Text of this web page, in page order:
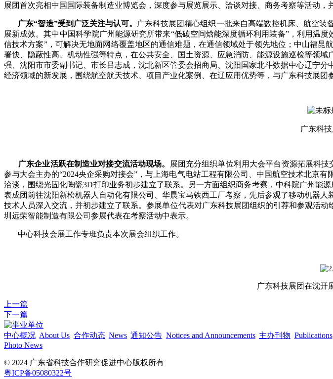
展团首次亮相中国国际装备制造业博览会，深度参与展览展示、洽谈对接、商务考察等活动，
广东“智造”受到广泛关注与认可。
广东科技展团精心组织一批来自高端数控机床、航空
展新成效。其中中国科学院广州能源研究所带来“低碳空间焓能深度循环利用装备”，利用温
信技术方案”，可解决无地面网络覆盖地区的通信难题，在通信领域处于领先地位；中山福
署快、隐蔽性高、机动性强等特点，在公共安全、国土资源、应急消防、能源设施巡检等领
强、沈阳市市委副书记、市长吕志成，沈北新区管委会招商局、沈阳国家北斗数据中心辽宁
经济领域的新发展，围绕航空航天技术、项目产业化案例、在辽应用优势等，与广东科技展团
广东科
广东企业活跃在制造业对接交流活动现场。
展团充分组织单位利用大会平台资源拓展科
参与大会主办的“2024央企采购对接会”，与上海电气电站工程有限公司、中国航空技术北京
洽谈，围绕光固化陶瓷3D打印业务初步建立了联系。另一方面组织商务考察，中科院广州能
表成团前往沈阳新松机器人自动化有限公司、华晨宝马铁西工厂考察，先后参观了移动机器
技术人员深入交流，并初步建立了联系。参展单位代表对广东科技展团组织的引荐和参观活
圳远荣智能制造有限公司参展代表在考察活动中表示。
中心科技会展工作专班负责本次展会组织工作。
广东科技展团在沈开
上一篇
下一篇
中心概况 About Us 合作动态 News 通知公告 Notices and Announcements 主办刊物 Publications
Photo News
© 2024 广东省科技合作研究促进中心版权所有
粤ICP备05080322号